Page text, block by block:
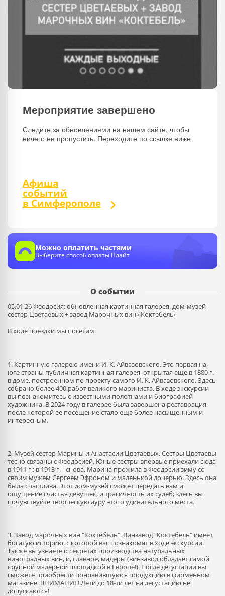
Мероприятие завершено
Следите за обновлениями на нашем сайте, чтобы
ничего не пропустить. Переходите по ссылке ниже
Афиша
событий
в Симферополе
Можно оплатить частями
Выберите способ оплаты Плайт
О событии
05.01.26 Феодосия: обновленная картинная галерея, дом-музей
сестер Цветаевых + завод Марочных вин «Коктебель»
В ходе поездки мы посетим:
1. Картинную галерею имени И. К. Айвазовского. Это первая на
юге страны публичная картинная галерея, открытая еще в 1880 г.
в доме, построенном по проекту самого И. К. Айвазовского. Здесь
собрано более 400 работ великого мариниста. В ходе экскурсии
вы познакомитесь с известными полотнами и биографией
художника. В 2024 году в галерее была завершена реставрация,
после которой ее посещение стало еще более насыщенным и
интересным.
2. Музей сестер Марины и Анастасии Цветаевых. Сестры Цветаевы
тесно связаны с Феодосией. Юные сестры впервые приехали сюда
в 1911 г.; в 1913 г. - снова. Марина прожила в Феодосии зиму со
своим мужем Сергеем Эфроном и маленькой дочерью. Здесь она
была счастлива. Этот дом-музей сможет передать вам и
ощущение счастья девушек, и трагичность их судеб; здесь вы
почувствуйте творческую ауру этого удивительного места.
3. Завод марочных вин "Коктебель". Винзавод "Коктебель" имеет
богатую историю, с которой вас познакомят в ходе экскурсии.
Также вы узнаете о секретах производства натуральных
виноградных вин, и, главное, мадеры (винзавод обладает самой
крупной мадерной площадкой в Европе!). После дегустации вы
сможете приобрести понравившуюся продукцию в фирменном
магазине. ВНИМАНИЕ! Дети до 18-ти лет на дегустацию не
допускаются!